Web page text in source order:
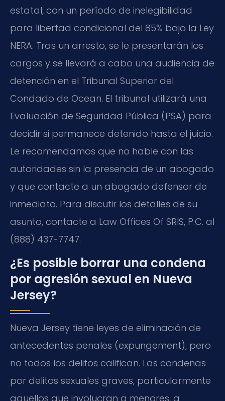
estatal, con un período de inelegibilidad
para libertad condicional del 85% bajo la Ley
NERA. Tras un arresto, se le presentarán los
cargos y se llevará a cabo una audiencia de
detención en el Tribunal Superior del
Condado de Ocean. El tribunal utilizará una
Evaluación de Seguridad Pública (PSA) para
decidir si permanece detenido hasta el juicio.
Le recomendamos que no hable con las
autoridades sin la presencia de un abogado
y que contacte a un abogado defensor de
inmediato. Para discutir los detalles de su
asunto, contacte a Law Offices Of SRIS, P.C. al
(888) 437-7747.
¿Es posible borrar una condena
por agresión sexual en Nueva
Jersey?
Nueva Jersey tiene leyes de eliminación de
antecedentes penales (expungement), pero
no todos los delitos califican. Las condenas
por delitos sexuales graves, particularmente
aquellos que involucran a menores, a